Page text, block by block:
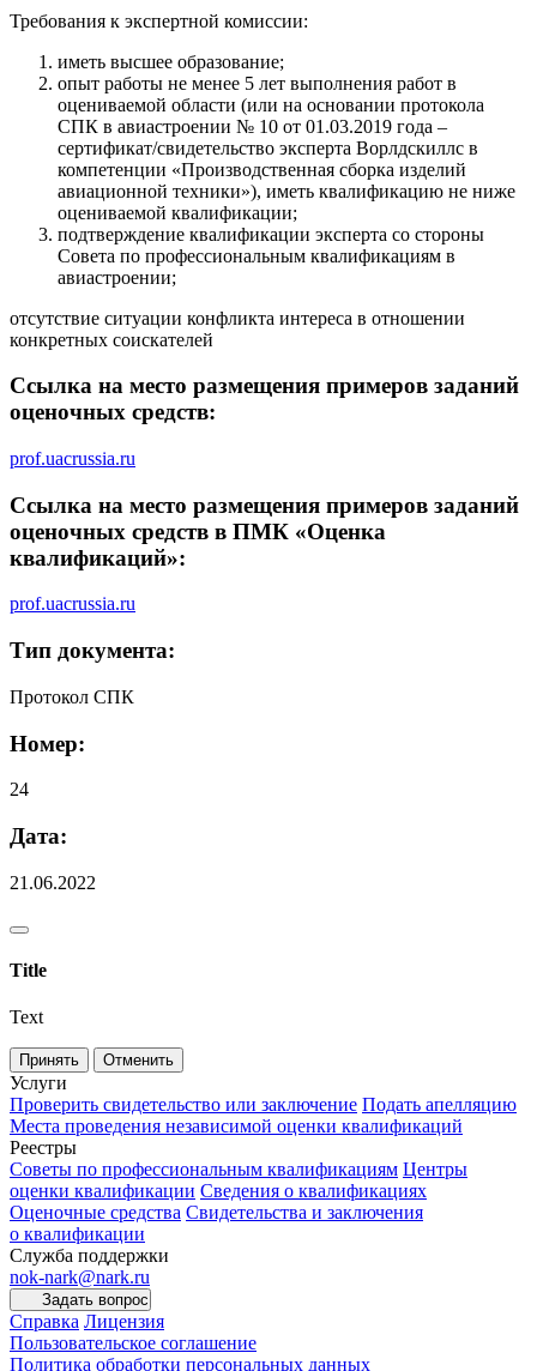
Требования к экспертной комиссии:
иметь высшее образование;
опыт работы не менее 5 лет выполнения работ в
оцениваемой области (или на основании протокола
СПК в авиастроении № 10 от 01.03.2019 года –
сертификат/свидетельство эксперта Ворлдскиллс в
компетенции «Производственная сборка изделий
авиационной техники»), иметь квалификацию не ниже
оцениваемой квалификации;
подтверждение квалификации эксперта со стороны
Совета по профессиональным квалификациям в
авиастроении;
отсутствие ситуации конфликта интереса в отношении
конкретных соискателей
Ссылка на место размещения примеров заданий
оценочных средств:
prof.uacrussia.ru
Ссылка на место размещения примеров заданий
оценочных средств в ПМК «Оценка
квалификаций»:
prof.uacrussia.ru
Тип документа:
Протокол СПК
Номер:
24
Дата:
21.06.2022
Title
Text
Принять Отменить
Услуги
Проверить свидетельство или заключение Подать апелляцию
Места проведения независимой оценки квалификаций
Реестры
Советы по профессиональным квалификациям Центры
оценки квалификации Сведения о квалификациях
Оценочные средства Свидетельства и заключения
о квалификации
Служба поддержки
nok-nark@nark.ru
Задать вопрос
Справка Лицензия
Пользовательское соглашение
Политика обработки персональных данных